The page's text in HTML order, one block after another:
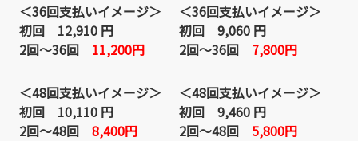
＜36回支払いイメージ＞
初回 12,910 円
2回～36回 11,200円
＜48回支払いイメージ＞
初回 10,110 円
2回～48回 8,400円
＜36回支払いイメージ＞
初回 9,060 円
2回～36回 7,800円
＜48回支払いイメージ＞
初回 9,460 円
2回～48回 5,800円